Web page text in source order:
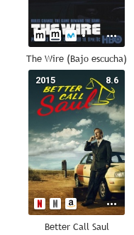
The Wire (Bajo escucha)
8.6
2015
Better Call Saul